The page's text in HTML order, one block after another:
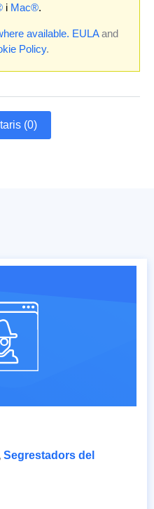
i Mac®.
available. EULAand
Policy.
(0)
Segrestadors del